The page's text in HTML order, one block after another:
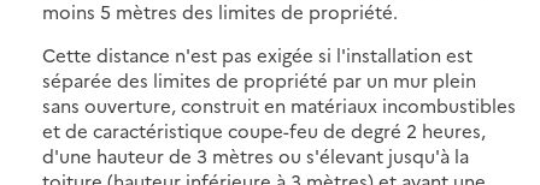
moins 5 mètres des limites de propriété.
Cette distance n'est pas exigée si l'installation est
séparée des limites de propriété par un mur plein
sans ouverture, construit en matériaux incombustibles
et de caractéristique coupe-feu de degré 2 heures,
d'une hauteur de 3 mètres ou s'élevant jusqu'à la